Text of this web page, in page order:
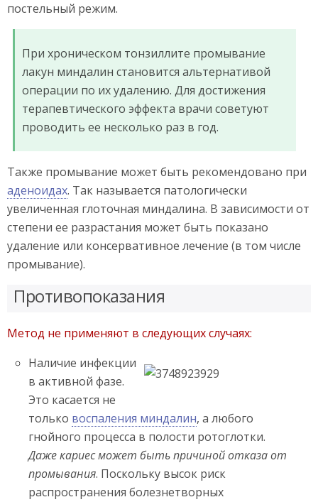
постельный режим.
При хроническом тонзиллите промывание
лакун миндалин становится альтернативой
операции по их удалению. Для достижения
терапевтического эффекта врачи советуют
проводить ее несколько раз в год.
Также промывание может быть рекомендовано при
аденоидах. Так называется патологически
увеличенная глоточная миндалина. В зависимости от
степени ее разрастания может быть показано
удаление или консервативное лечение (в том числе
промывание).
Противопоказания
Метод не применяют в следующих случаях:
Наличие инфекции
в активной фазе.
Это касается не
только воспаления миндалин, а любого
гнойного процесса в полости ротоглотки.
Даже кариес может быть причиной отказа от
промывания. Поскольку высок риск
распространения болезнетворных